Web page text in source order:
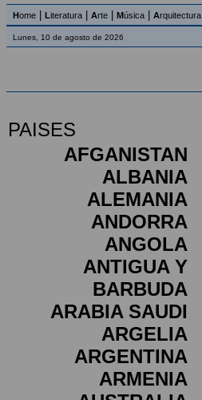
Home Literatura Arte Música Arquitectura
Lunes, 10 de agosto de 2026
PAISES
AFGANISTAN
ALBANIA
ALEMANIA
ANDORRA
ANGOLA
ANTIGUA Y
BARBUDA
ARABIA SAUDI
ARGELIA
ARGENTINA
ARMENIA